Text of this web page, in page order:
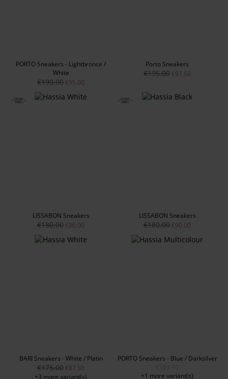
PORTO Sneakers - Lightbronce /
White
€190.00 €95.00
Porto Sneakers
€195.00 €97.50
LISSABON Sneakers
€180.00 €90.00
LISSABON Sneakers
€180.00 €90.00
BARI Sneakers - White / Platin
€175.00 €87.50
+3 more variant(s)
PORTO Sneakers - Blue / Darksilver
+1 more variant(s)